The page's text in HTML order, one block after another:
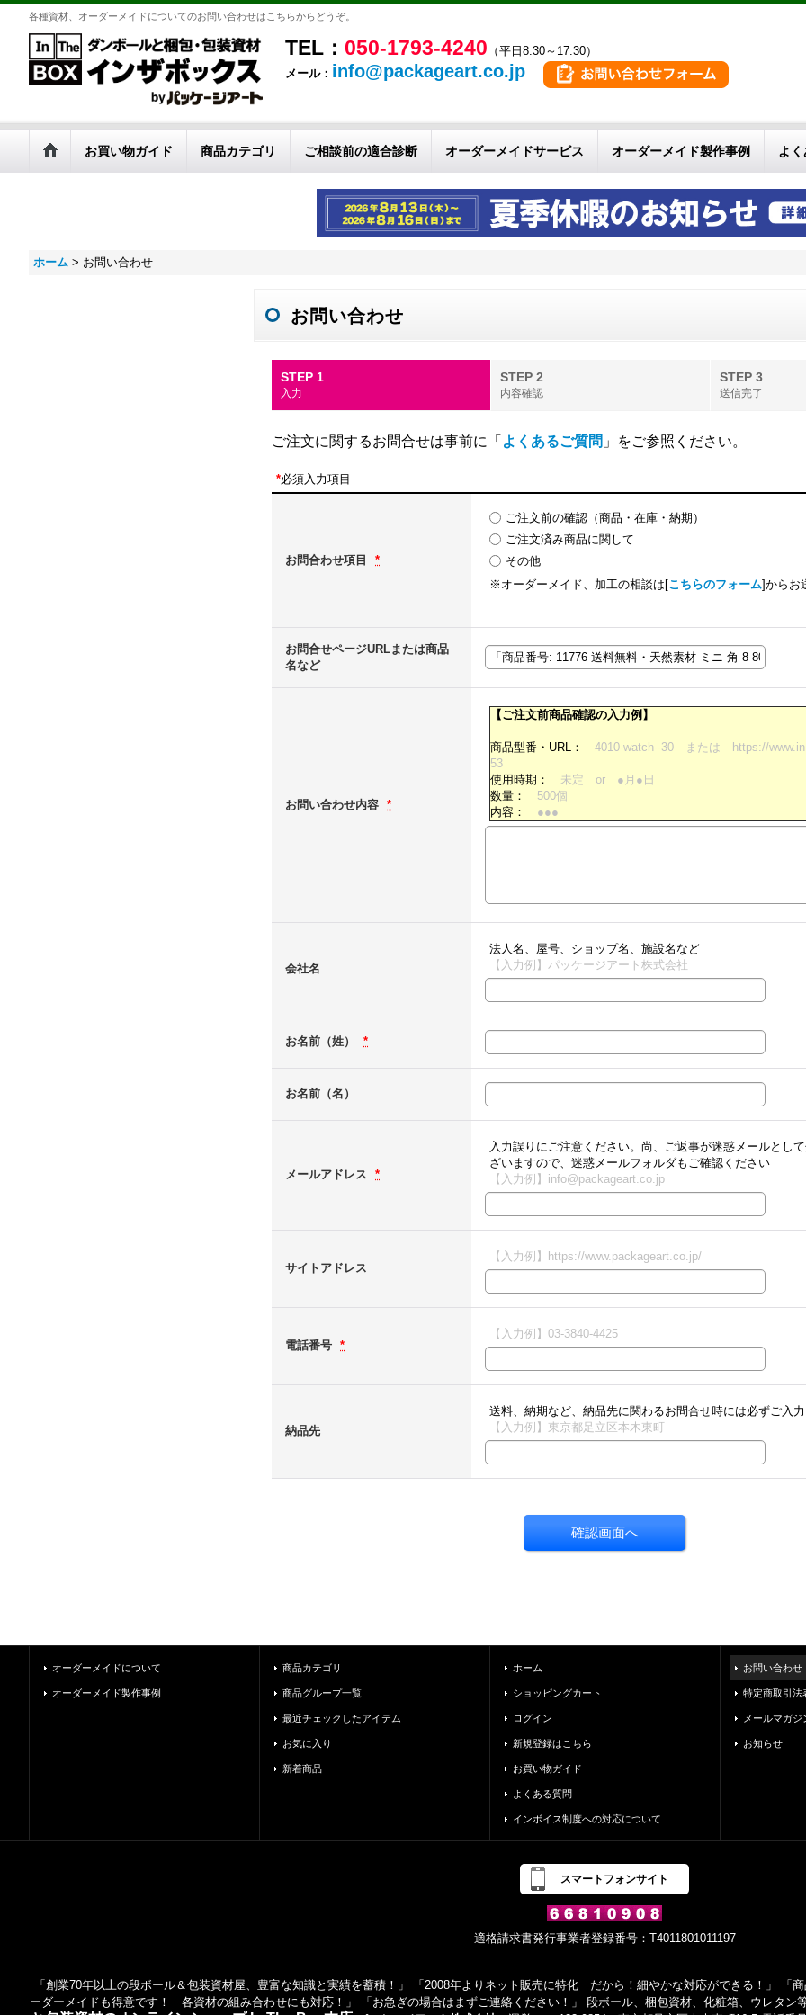
各種資材、オーダーメイドについてのお問い合わせはこちらからどうぞ。
TEL： 050-1793-4240 （平日8:30～17:30）
メール： info@packageart.co.jp
お買い物ガイド 商品カテゴリ ご相談前の適合診断 オーダーメイドサービス オーダーメイド製作事例 よ
ホーム > お問い合わせ
お問い合わせ
STEP 1
入力
STEP 2
内容確認
STEP 3
送信完了
ご注文に関するお問合せは事前に「 よくあるご質問 」をご参照ください。
*必須入力項目
お問合わせ項目 *
ご注文前の確認（商品・在庫・納期）
ご注文済み商品に関して
その他
※オーダーメイド、加工の相談は[こちらのフォーム]からお
お問合せページURLまたは商品
名など
お問い合わせ内容 *
【ご注文前商品確認の入力例】
商品型番・URL： 4010-watch--30 または https://
53
使用時期： 未定 or ●月●日
数量： 500個
内容： ●●●
会社名
法人名、屋号、ショップ名、施設名など
【入力例】パッケージアート株式会社
お名前（姓） *
お名前（名）
メールアドレス *
入力誤りにご注意ください。尚、ご返事が迷惑メールとし
ざいますので、迷惑メールフォルダもご確認ください
【入力例】info@packageart.co.jp
サイトアドレス
【入力例】https://www.packageart.co.jp/
電話番号 *
【入力例】03-3840-4425
納品先
送料、納期など、納品先に関わるお問合せ時には必ずご入
【入力例】東京都足立区本木東町
オーダーメイドについて
オーダーメイド製作事例
商品カテゴリ
商品グループ一覧
最近チェックしたアイテム
お気に入り
新着商品
ホーム
ショッピングカート
ログイン
新規登録はこちら
お買い物ガイド
よくある質問
インボイス制度への対応について
お問い合わせ
特定商取引法
メールマガジ
お知らせ
スマートフォンサイト
適格請求書発行事業者登録番号：T4011801011197
「創業70年以上の段ボール＆包装資材屋、豊富な知識と実績を蓄積！」 「2008年よりネット販売に特化 だから！細やかな対応ができる！」
ーダーメイドも得意です！ 各資材の組み合わせにも対応！」 「お急ぎの場合はまずご連絡ください！」 段ボール、梱包資材、化粧箱、ウレタ